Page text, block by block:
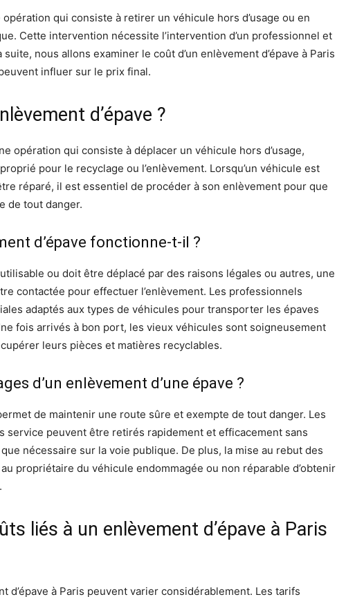
opération qui consiste à retirer un véhicule hors d’usage ou en
Cette intervention nécessite l’intervention d’un professionnel et
suite, nous allons examiner le coût d’un enlèvement d’épave à Paris
influer sur le prix final.
d’épave ?
opération qui consiste à déplacer un véhicule hors d’usage,
pour le recyclage ou l’enlèvement. Lorsqu’un véhicule est
réparé, il est essentiel de procéder à son enlèvement pour que
de tout danger.
d’épave fonctionne-t-il ?
ou doit être déplacé par des raisons légales ou autres, une
contactée pour effectuer l’enlèvement. Les professionnels
adaptés aux types de véhicules pour transporter les épaves
fois arrivés à bon port, les vieux véhicules sont soigneusement
leurs pièces et matières recyclables.
d’un enlèvement d’une épave ?
de maintenir une route sûre et exempte de tout danger. Les
service peuvent être retirés rapidement et efficacement sans
nécessaire sur la voie publique. De plus, la mise au rebut des
propriétaire du véhicule endommagée ou non réparable d’obtenir
liés à un enlèvement d’épave à Paris
d’épave à Paris peuvent varier considérablement. Les tarifs